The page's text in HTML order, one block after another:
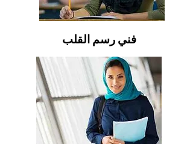
فني رسم القلب